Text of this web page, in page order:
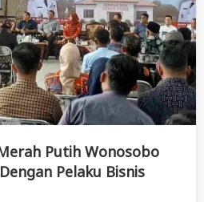
Putih Wonosobo
Pelaku Bisnis